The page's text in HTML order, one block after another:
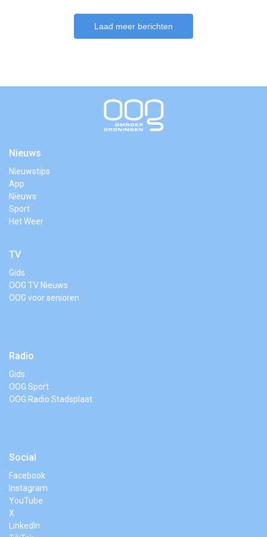
Laad meer berichten
Nieuws
Nieuwstips
App
Nieuws
Sport
Het Weer
TV
Gids
OOG TV Nieuws
OOG voor senioren
Radio
Gids
OOG Sport
OOG Radio Stadsplaat
Social
Facebook
Instagram
YouTube
X
LinkedIn